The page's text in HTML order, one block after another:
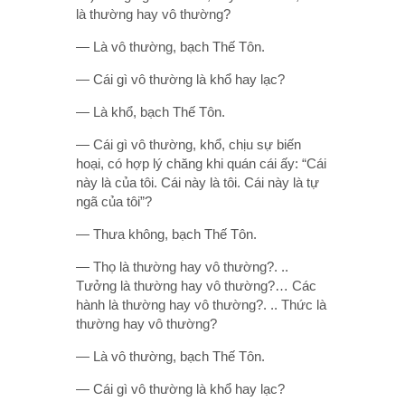
là thường hay vô thường?
— Là vô thường, bạch Thế Tôn.
— Cái gì vô thường là khổ hay lạc?
— Là khổ, bạch Thế Tôn.
— Cái gì vô thường, khổ, chịu sự biến
hoại, có hợp lý chăng khi quán cái ấy: “Cái
này là của tôi. Cái này là tôi. Cái này là tự
ngã của tôi”?
— Thưa không, bạch Thế Tôn.
— Thọ là thường hay vô thường?. ..
Tưởng là thường hay vô thường?… Các
hành là thường hay vô thường?. .. Thức là
thường hay vô thường?
— Là vô thường, bạch Thế Tôn.
— Cái gì vô thường là khổ hay lạc?